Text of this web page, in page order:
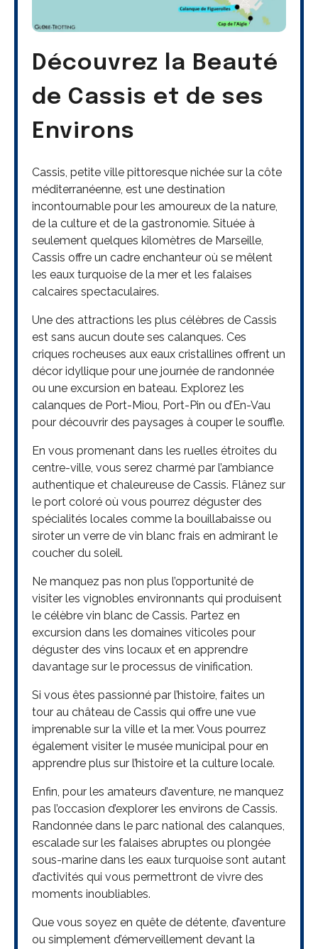
Découvrez la Beauté
de Cassis et de ses
Environs
Cassis, petite ville pittoresque nichée sur la côte
méditerranéenne, est une destination
incontournable pour les amoureux de la nature,
de la culture et de la gastronomie. Située à
seulement quelques kilomètres de Marseille,
Cassis offre un cadre enchanteur où se mêlent
les eaux turquoise de la mer et les falaises
calcaires spectaculaires.
Une des attractions les plus célèbres de Cassis
est sans aucun doute ses calanques. Ces
criques rocheuses aux eaux cristallines offrent un
décor idyllique pour une journée de randonnée
ou une excursion en bateau. Explorez les
calanques de Port-Miou, Port-Pin ou d’En-Vau
pour découvrir des paysages à couper le souffle.
En vous promenant dans les ruelles étroites du
centre-ville, vous serez charmé par l’ambiance
authentique et chaleureuse de Cassis. Flânez sur
le port coloré où vous pourrez déguster des
spécialités locales comme la bouillabaisse ou
siroter un verre de vin blanc frais en admirant le
coucher du soleil.
Ne manquez pas non plus l’opportunité de
visiter les vignobles environnants qui produisent
le célèbre vin blanc de Cassis. Partez en
excursion dans les domaines viticoles pour
déguster des vins locaux et en apprendre
davantage sur le processus de vinification.
Si vous êtes passionné par l’histoire, faites un
tour au château de Cassis qui offre une vue
imprenable sur la ville et la mer. Vous pourrez
également visiter le musée municipal pour en
apprendre plus sur l’histoire et la culture locale.
Enfin, pour les amateurs d’aventure, ne manquez
pas l’occasion d’explorer les environs de Cassis.
Randonnée dans le parc national des calanques,
escalade sur les falaises abruptes ou plongée
sous-marine dans les eaux turquoise sont autant
d’activités qui vous permettront de vivre des
moments inoubliables.
Que vous soyez en quête de détente, d’aventure
ou simplement d’émerveillement devant la